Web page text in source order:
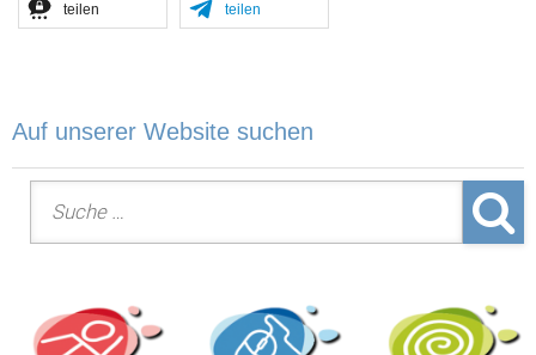
teilen teilen
Auf unserer Website suchen
Suche nach: